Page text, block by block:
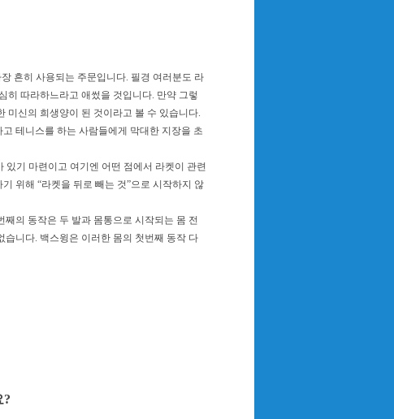
흔히 사용되는 주문입니다. 필경 여러분도 라
히 따라하느라고 애썼을 것입니다. 만약 그렇
미신의 희생양이 된 것이라고 볼 수 있습니다.
테니스를 하는 사람들에게 막대한 지장을 초
있기 마련이고 여기엔 어떤 점에서 라켓이 관련
위해 “라켓을 뒤로 빼는 것”으로 시작하지 않
의 동작은 두 발과 몸통으로 시작되는 몸 전
니다. 백스윙은 이러한 몸의 첫번째 동작 다
?